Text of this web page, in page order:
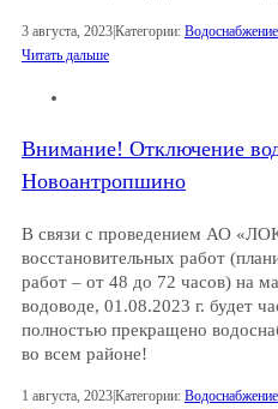
3 августа, 2023Категории: Водоснабжение
Читать дальше
Внимание! Отключение
Новоантропшино
В связи с проведением АО
восстановительных работ
работ – от 48 до 72 часов) на
водоводе, 01.08.2023 г. будет
полностью прекращено
во всем районе!
1 августа, 2023|Категории: Водоснабжение